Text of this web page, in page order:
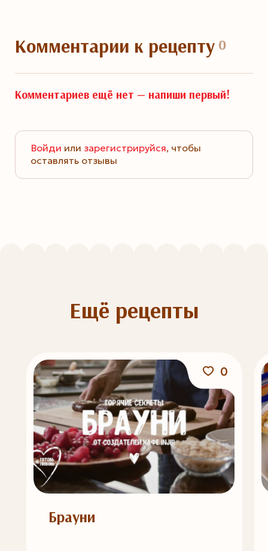
Комментарии к рецепту0
Комментариев ещё нет — напиши первый!
Войди или зарегистрируйся, чтобы
оставлять отзывы
Ещё рецепты
0
Брауни